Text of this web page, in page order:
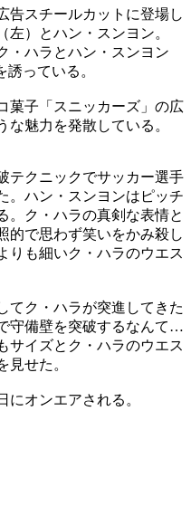
告スチールカットに登場し
）とハン・スンヨン。
・ハラとハン・スンヨン
っている。
菓子「スニッカーズ」の広
魅力を発散している。
テクニックでサッカー選手
。ハン・スンヨンはピッチ
。ク・ハラの真剣な表情と
的で思わず笑いをかみ殺し
りも細いク・ハラのウエス
てク・ハラが突進してきた
守備壁を突破するなんて…
サイズとク・ハラのウエス
見せた。
にオンエアされる。